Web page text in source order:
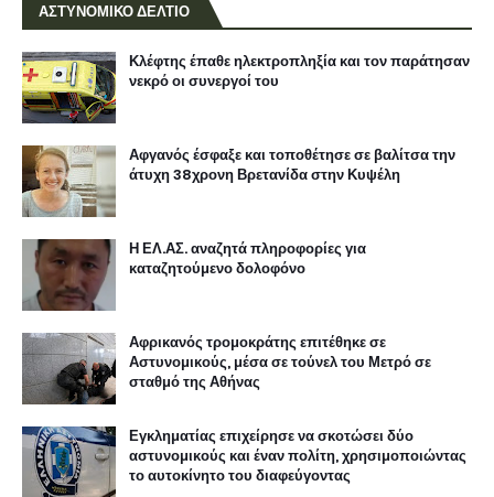
ΑΣΤΥΝΟΜΙΚΟ ΔΕΛΤΙΟ
Κλέφτης έπαθε ηλεκτροπληξία και τον παράτησαν
νεκρό οι συνεργοί του
Αφγανός έσφαξε και τοποθέτησε σε βαλίτσα την
άτυχη 38χρονη Βρετανίδα στην Κυψέλη
Η ΕΛ.ΑΣ. αναζητά πληροφορίες για
καταζητούμενο δολοφόνο
Αφρικανός τρομοκράτης επιτέθηκε σε
Αστυνομικούς, μέσα σε τούνελ του Μετρό σε
σταθμό της Αθήνας
Εγκληματίας επιχείρησε να σκοτώσει δύο
αστυνομικούς και έναν πολίτη, χρησιμοποιώντας
το αυτοκίνητο του διαφεύγοντας